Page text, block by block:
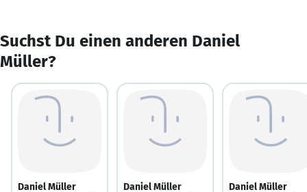
Suchst Du einen anderen Daniel
Müller?
Daniel Müller Daniel Müller Daniel Müller